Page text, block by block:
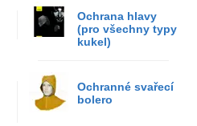
Ochrana hlavy
(pro všechny typy
kukel)
Ochranné svařecí
bolero